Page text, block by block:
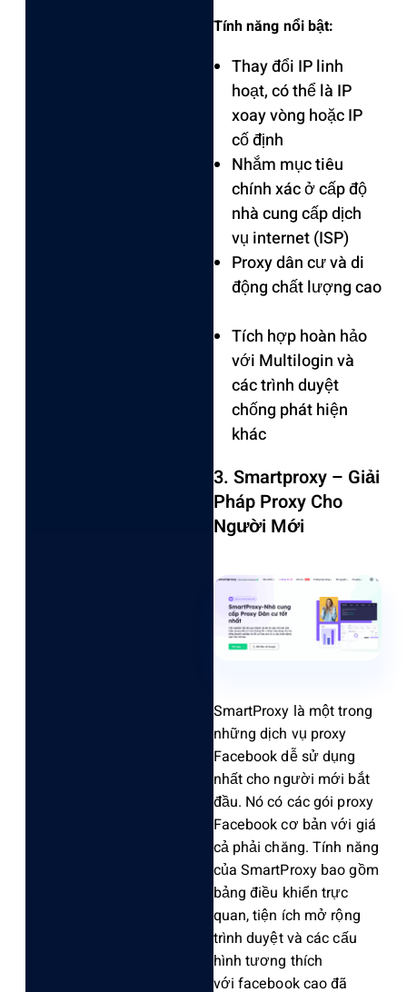
Tính năng nổi bật: ‌
Thay đổi IP linh
hoạt, có thể là IP
xoay vòng hoặc IP
cố định
Nhắ‌m mục tiêu
chín‌h xác ở cấp độ
nhà cung cấp dịch
vụ inte‌rnet (ISP)‌
Prox‌y dân cư và di
động chất lượng cao
Tích hợp hoàn hảo
với Mult‌ilogi‌n và
các trình duyệt
chốn‌g phát hiện
khác
3. Smartproxy – Giải
Pháp Proxy Cho
Người Mới
SmartProxy là một trong
những dịch vụ proxy
Facebook dễ sử dụng
nhất cho người mới bắt
đầu. Nó có các gói proxy
Facebook cơ bản với giá
cả phải chăng. Tính năng
của SmartProxy bao gồm
bảng điều khiển trực
quan, tiện ích mở rộng
trình duyệt và các cấu
hình tương thích
với facebook cao đã